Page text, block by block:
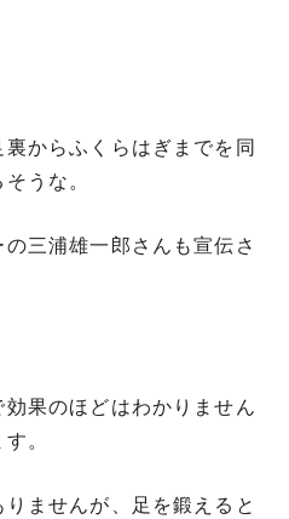
からふくらはぎまでを同
うな。
三浦雄一郎さんも宣伝さ
果のほどはわかりません
。
ませんが、足を鍛えると